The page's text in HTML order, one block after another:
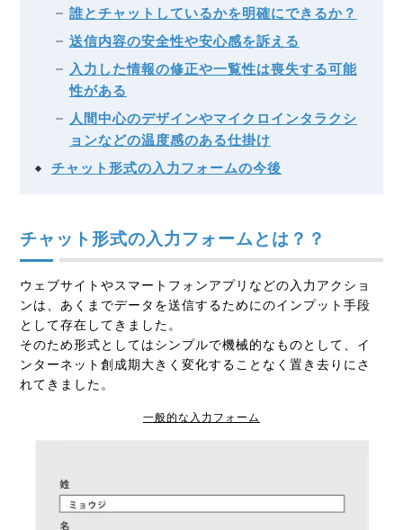
誰とチャットしているかを明確にできるか？
送信内容の安全性や安心感を訴える
入力した情報の修正や一覧性は喪失する可能
性がある
人間中心のデザインやマイクロインタラクシ
ョンなどの温度感のある仕掛け
チャット形式の入力フォームの今後
チャット形式の入力フォームとは？？
ウェブサイトやスマートフォンアプリなどの入力アクショ
ンは、あくまでデータを送信するためにのインプット手段
として存在してきました。
そのため形式としてはシンプルで機械的なものとして、イ
ンターネット創成期大きく変化することなく置き去りにさ
れてきました。
一般的な入力フォーム